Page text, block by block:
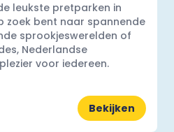
leukste pretparken in
zoek bent naar spannende
sprookjeswerelden of
Nederlandse
voor iedereen.
Bekijken